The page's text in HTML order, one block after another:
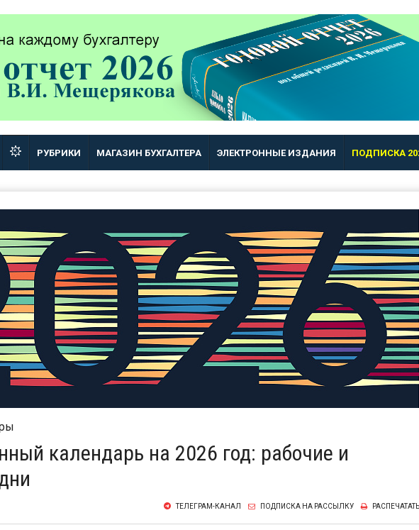
РУБРИКИ МАГАЗИН БУХГАЛТЕРА ЭЛЕКТРОННЫЕ ИЗДАНИЯ ПОДПИСКА
календарь на 2026 год: рабочие и
РАСПЕЧАТАТЬ
ПОДПИСКА НА РАССЫЛКУ
ТЕЛЕГРАМ-КАНАЛ